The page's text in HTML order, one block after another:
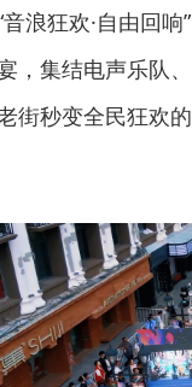
音浪狂欢·自由回
，集结电声乐队
街秒变全民狂欢